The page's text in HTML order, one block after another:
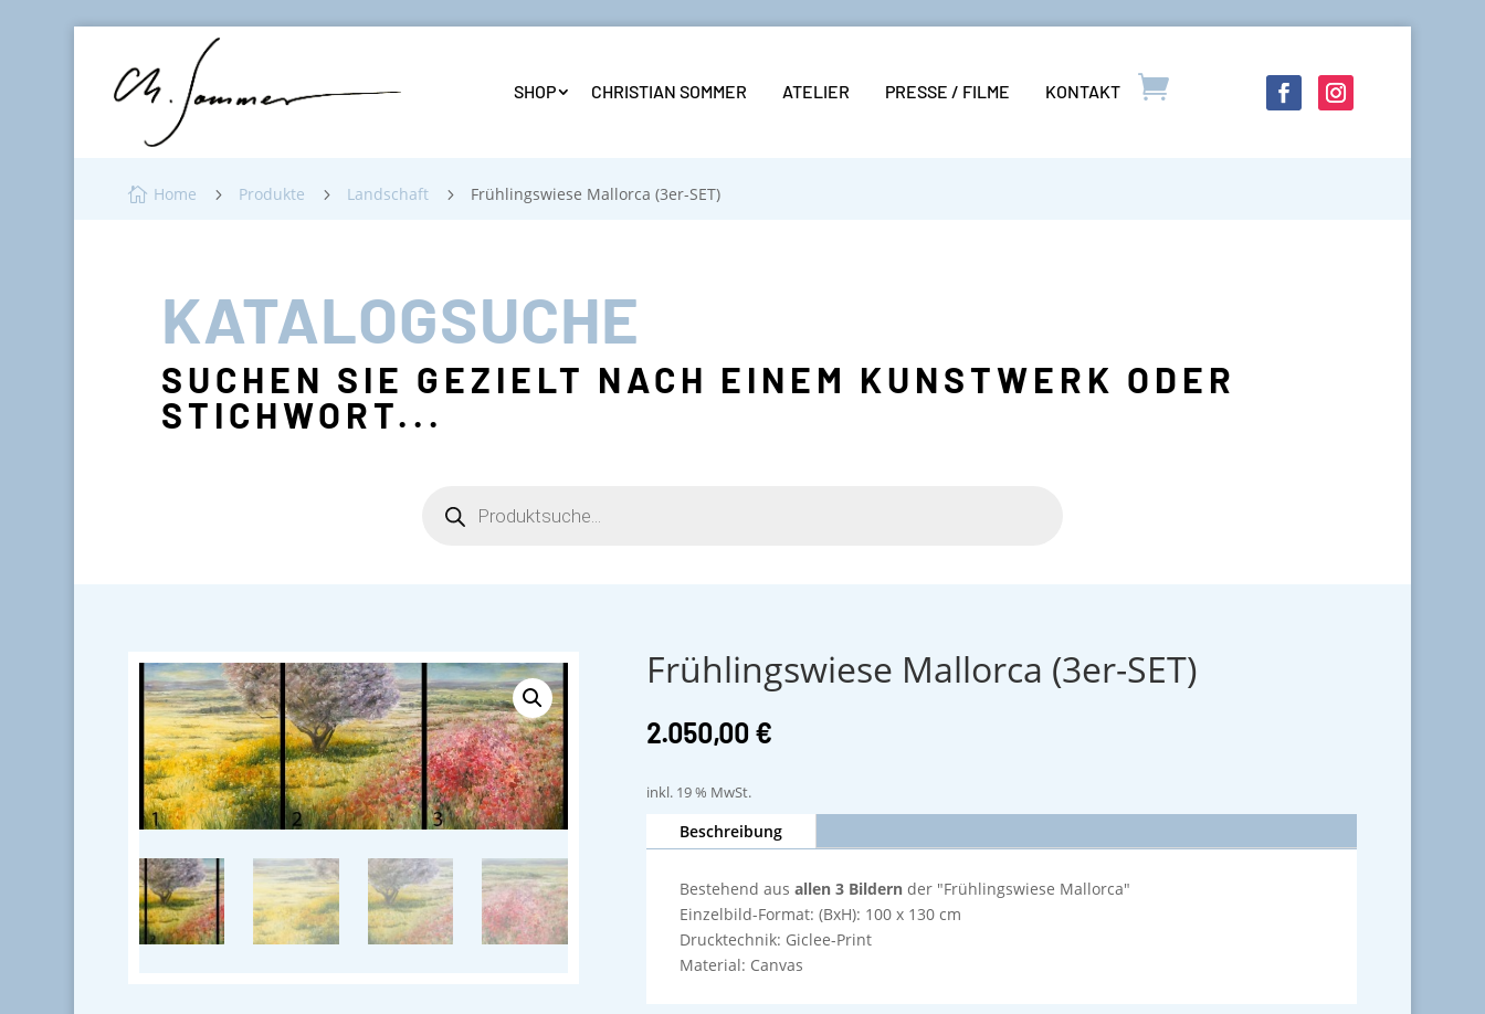
SHOP CHRISTIAN SOMMER ATELIER PRESSE / FILME KONTAKT
 Home 5 Produkte 5 Landschaft 5 Frühlingswiese Mallorca (3er-SET)
KATALOGSUCHE
SUCHEN SIE GEZIELT NACH EINEM KUNSTWERK ODER
STICHWORT...
search
Frühlingswiese Mallorca (3er-SET)
2.050,00 €
inkl. 19 % MwSt.
Beschreibung
Bestehend ausallen 3 Bildern der "Frühlingswiese Mallorca"
Einzelbild-Format: (BxH): 100 x 130 cm
Drucktechnik: Giclee-Print
Material: Canvas